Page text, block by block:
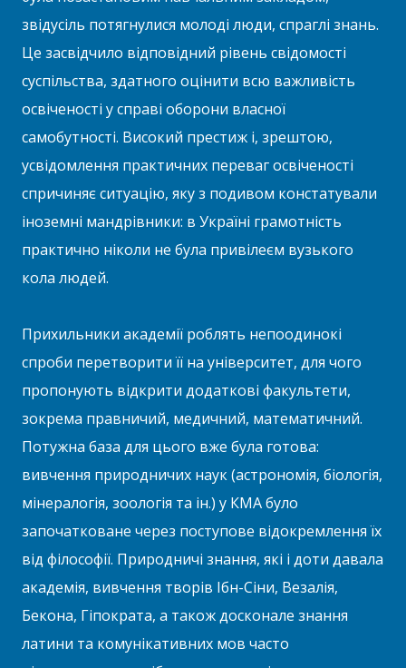
звідусіль потягнулися молоді люди, спраглі знань.
Це засвідчило відповідний рівень свідомості
суспільства, здатного оцінити всю важливість
освіченості у справі оборони власної
самобутності. Високий престиж і, зрештою,
усвідомлення практичних переваг освіченості
спричиняє ситуацію, яку з подивом констатували
іноземні мандрівники: в Україні грамотність
практично ніколи не була привілеєм вузького
кола людей.
Прихильники академії роблять непоодинокі
спроби перетворити її на університет, для чого
пропонують відкрити додаткові факультети,
зокрема правничий, медичний, математичний.
Потужна база для цього вже була готова:
вивчення природничих наук (астрономія, біологія,
мінералогія, зоологія та ін.) у КМА було
започатковане через поступове відокремлення їх
від філософії. Природничі знання, які і доти давала
академія, вивчення творів Ібн-Сіни, Везалія,
Бекона, Гіпократа, а також досконале знання
латини та комунікативних мов часто